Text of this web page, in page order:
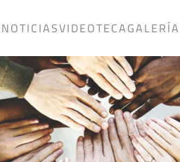
NOTICIASVIDEOTECAGALERÍA